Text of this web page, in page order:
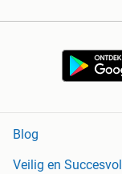
Blog
Veilig en Succesvol